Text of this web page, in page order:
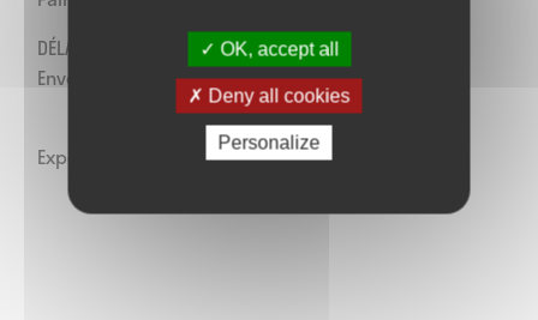
DÉLAIS :
Envoi : 2 à 4 jours ouvrables
Expédition par Chronopost.
OK, accept all
Deny all cookies
Personalize